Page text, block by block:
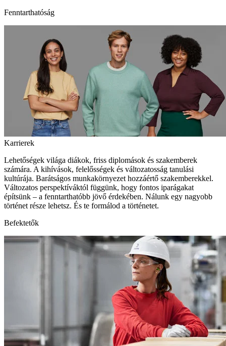
Fenntarthatóság
Karrierek
Lehetőségek világa diákok, friss diplomások és szakemberek
számára. A kihívások, felelősségek és változatosság tanulási
kultúrája. Barátságos munkakörnyezet hozzáértő szakemberekkel.
Változatos perspektíváktól függünk, hogy fontos iparágakat
építsünk – a fenntarthatóbb jövő érdekében. Nálunk egy nagyobb
történet része lehetsz. És te formálod a történetet.
Befektetők